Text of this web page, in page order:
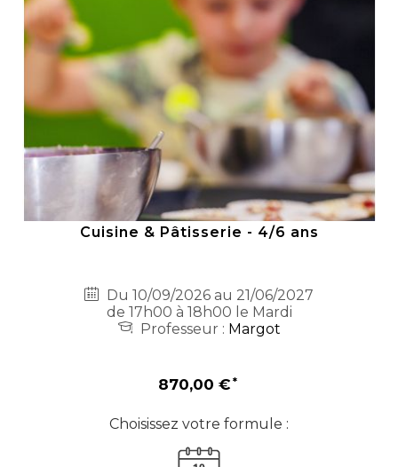
Cuisine & Pâtisserie - 4/6 ans
Du 10/09/2026 au 21/06/2027
de 17h00 à 18h00 le Mardi
Professeur : Margot
870,00 €
Choisissez votre formule :